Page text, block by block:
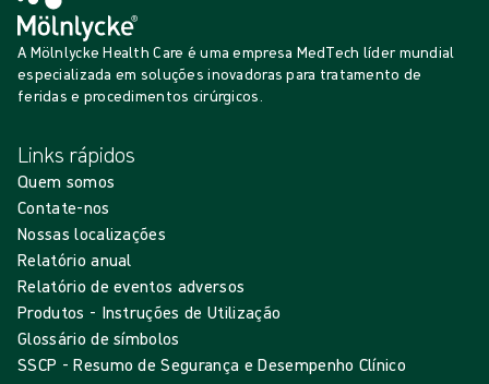
A Mölnlycke Health Care é uma empresa MedTech líder mundial
especializada em soluções inovadoras para tratamento de
feridas e procedimentos cirúrgicos.
Links rápidos
Quem somos
Contate-nos
Nossas localizações
Relatório anual
Relatório de eventos adversos
Produtos - Instruções de Utilização
Glossário de símbolos
SSCP - Resumo de Segurança e Desempenho Clínico